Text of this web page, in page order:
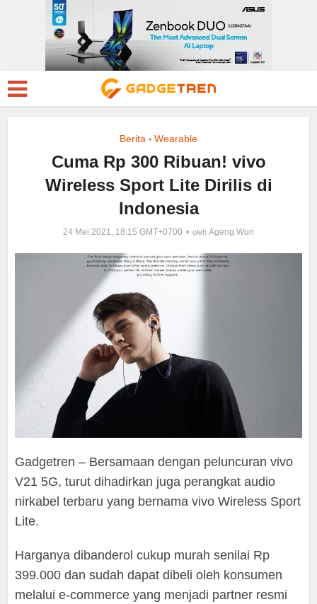
Berita • Wearable
Cuma Rp 300 Ribuan! vivo
Wireless Sport Lite Dirilis di
Indonesia
24 Mei 2021, 18:15 GMT+0700 oleh Ageng Wuri
Gadgetren – Bersamaan dengan peluncuran vivo
V21 5G, turut dihadirkan juga perangkat audio
nirkabel terbaru yang bernama vivo Wireless Sport
Lite.
Harganya dibanderol cukup murah senilai Rp
399.000 dan sudah dapat dibeli oleh konsumen
melalui e-commerce yang menjadi partner resmi